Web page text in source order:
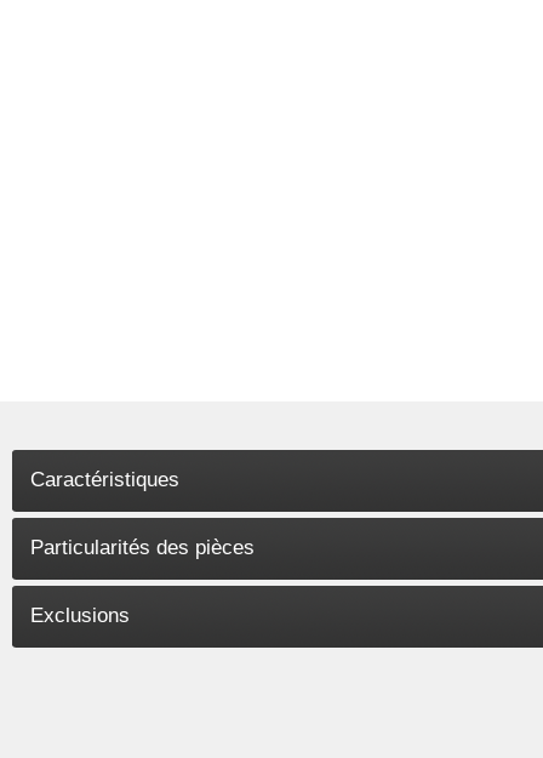
Caractéristiques
Particularités des pièces
Exclusions